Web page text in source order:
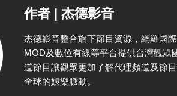
作者 | 杰德影音
杰德影音整合旗下節目資源，網羅國
MOD及數位有線等平台提供台灣觀眾
道節目讓觀眾更加了解代理頻道及節
全球的娛樂脈動。